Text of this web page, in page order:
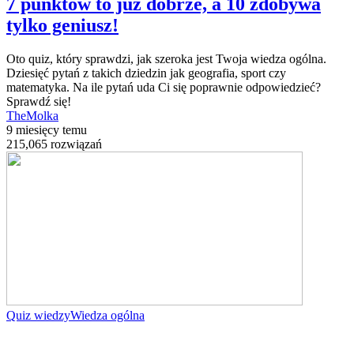
tylko geniusz!
Oto quiz, który sprawdzi, jak szeroka jest Twoja wiedza ogólna.
Dziesięć pytań z takich dziedzin jak geografia, sport czy
matematyka. Na ile pytań uda Ci się poprawnie odpowiedzieć?
Sprawdź się!
TheMolka
9 miesięcy temu
215,065 rozwiązań
Quiz wiedzyWiedza ogólna